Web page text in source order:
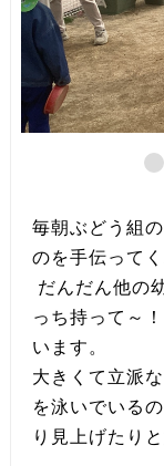
毎朝ぶどう組
のを手伝って
だんだん他の
っち持って～
います。
大きくて立派
を泳いでいる
り見上げたり